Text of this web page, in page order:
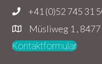
+41 (0)52 745 31
Müsliweg 1 , 8477
Kontaktformular